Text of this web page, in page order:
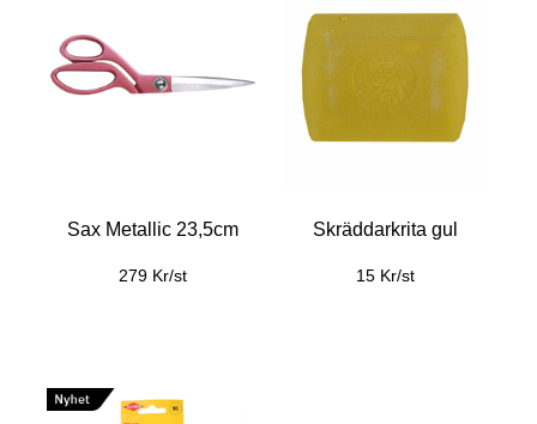
Sax Metallic 23,5cm
279 Kr/st
Skräddarkrita gul
15 Kr/st